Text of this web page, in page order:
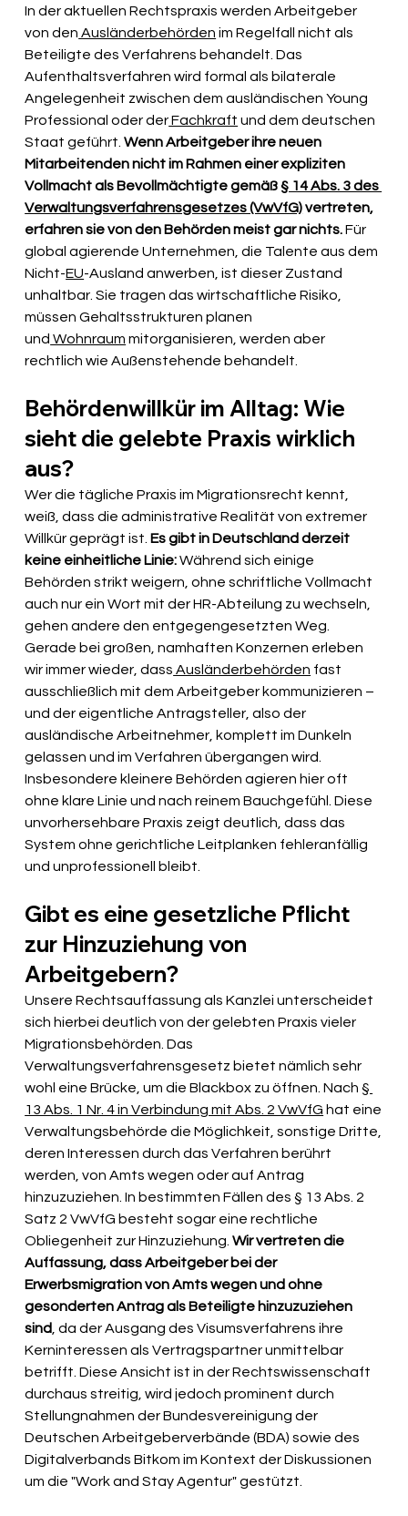
In der aktuellen Rechtspraxis werden Arbeitgeber
von den Ausländerbehörden im Regelfall nicht als
Beteiligte des Verfahrens behandelt. Das
Aufenthaltsverfahren wird formal als bilaterale
Angelegenheit zwischen dem ausländischen Young
Professional oder der Fachkraft und dem deutschen
Staat geführt. Wenn Arbeitgeber ihre neuen
Mitarbeitenden nicht im Rahmen einer expliziten
Vollmacht als Bevollmächtigte gemäß § 14 Abs. 3 des
Verwaltungsverfahrensgesetzes (VwVfG) vertreten,
erfahren sie von den Behörden meist gar nichts. Für
global agierende Unternehmen, die Talente aus dem
Nicht-EU-Ausland anwerben, ist dieser Zustand
unhaltbar. Sie tragen das wirtschaftliche Risiko,
müssen Gehaltsstrukturen planen
und Wohnraum mitorganisieren, werden aber
rechtlich wie Außenstehende behandelt.
Behördenwillkür im Alltag: Wie
sieht die gelebte Praxis wirklich
aus?
Wer die tägliche Praxis im Migrationsrecht kennt,
weiß, dass die administrative Realität von extremer
Willkür geprägt ist. Es gibt in Deutschland derzeit
keine einheitliche Linie: Während sich einige
Behörden strikt weigern, ohne schriftliche Vollmacht
auch nur ein Wort mit der HR-Abteilung zu wechseln,
gehen andere den entgegengesetzten Weg.
Gerade bei großen, namhaften Konzernen erleben
wir immer wieder, dass Ausländerbehörden fast
ausschließlich mit dem Arbeitgeber kommunizieren –
und der eigentliche Antragsteller, also der
ausländische Arbeitnehmer, komplett im Dunkeln
gelassen und im Verfahren übergangen wird.
Insbesondere kleinere Behörden agieren hier oft
ohne klare Linie und nach reinem Bauchgefühl. Diese
unvorhersehbare Praxis zeigt deutlich, dass das
System ohne gerichtliche Leitplanken fehleranfällig
und unprofessionell bleibt.
Gibt es eine gesetzliche Pflicht
zur Hinzuziehung von
Arbeitgebern?
Unsere Rechtsauffassung als Kanzlei unterscheidet
sich hierbei deutlich von der gelebten Praxis vieler
Migrationsbehörden. Das
Verwaltungsverfahrensgesetz bietet nämlich sehr
wohl eine Brücke, um die Blackbox zu öffnen. Nach §
13 Abs. 1 Nr. 4 in Verbindung mit Abs. 2 VwVfG hat eine
Verwaltungsbehörde die Möglichkeit, sonstige Dritte,
deren Interessen durch das Verfahren berührt
werden, von Amts wegen oder auf Antrag
hinzuzuziehen. In bestimmten Fällen des § 13 Abs. 2
Satz 2 VwVfG besteht sogar eine rechtliche
Obliegenheit zur Hinzuziehung. Wir vertreten die
Auffassung, dass Arbeitgeber bei der
Erwerbsmigration von Amts wegen und ohne
gesonderten Antrag als Beteiligte hinzuzuziehen
sind , da der Ausgang des Visumsverfahrens ihre
Kerninteressen als Vertragspartner unmittelbar
betrifft. Diese Ansicht ist in der Rechtswissenschaft
durchaus streitig, wird jedoch prominent durch
Stellungnahmen der Bundesvereinigung der
Deutschen Arbeitgeberverbände (BDA) sowie des
Digitalverbands Bitkom im Kontext der Diskussionen
um die "Work and Stay Agentur" gestützt.